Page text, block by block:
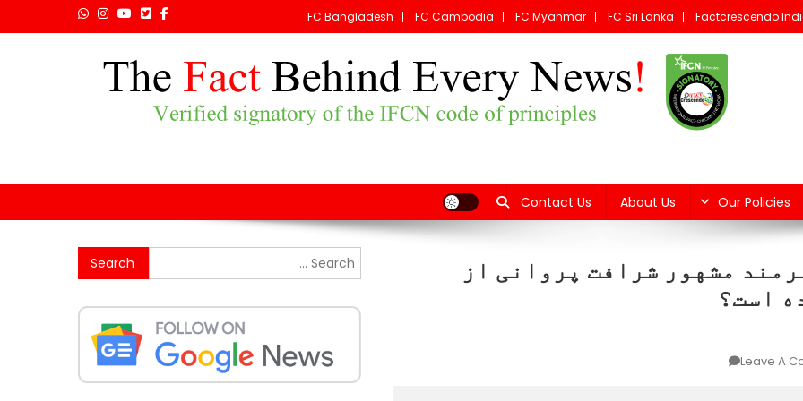
Factcrescendo
FC Sri Lanka
FC Myanmar
FC Cambodia
FC Bangladesh
Our Policies
About Us
Contact Us
مشهور شرافت پروانی از
است؟
Leave A
Search
for: